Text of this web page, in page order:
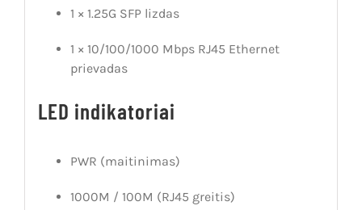
1 × 1.25G SFP lizdas
1 × 10/100/1000 Mbps RJ45 Ethernet
prievadas
LED indikatoriai
PWR (maitinimas)
1000M / 100M (RJ45 greitis)